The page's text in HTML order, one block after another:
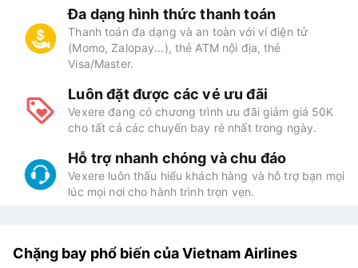
Đa dạng hình thức thanh toán
Thanh toán đa dạng và an toàn với ví điện tử
(Momo, Zalopay...), thẻ ATM nội địa, thẻ
Visa/Master.
Luôn đặt được các vé ưu đãi
Vexere đang có chương trình ưu đãi giảm giá 50K
cho tất cả các chuyến bay rẻ nhất trong ngày.
Hỗ trợ nhanh chóng và chu đáo
Vexere luôn thấu hiểu khách hàng và hỗ trợ bạn mọi
lúc mọi nơi cho hành trình trọn vẹn.
Chặng bay phổ biến của Vietnam Airlines